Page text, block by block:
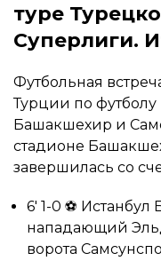
туре
Суперлиги.
Футбольная
Турции по
Башакшехир и
стадионе
завершилась со
6′ 1-0 ⚽
нападающий
ворота